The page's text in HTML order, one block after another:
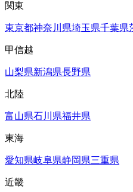
関東
東京都神奈川県埼玉県千葉県
甲信越
山梨県新潟県長野県
北陸
富山県石川県福井県
東海
愛知県岐阜県静岡県三重県
近畿